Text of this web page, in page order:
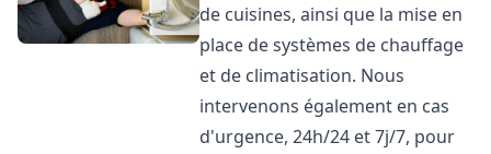
de cuisines, ainsi que la mise en
place de systèmes de chauffage
et de climatisation. Nous
intervenons également en cas
d'urgence, 24h/24 et 7j/7, pour